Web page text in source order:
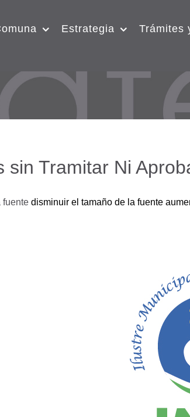
Estrategia
Trámites
sin Tramitar Ni
fuente disminuir el tamaño de la fuente